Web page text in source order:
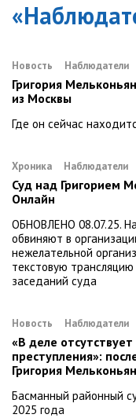
«
Новость Наблюдатели
Григория
из Москвы
Где он сейчас
Хроника Наблюдатели
Суд над Григорием
Онлайн
ОБНОВЛЕНО 08.07.25.
обвиняют в
нежелательной
текстовую трансляцию
заседаний суда
Новость Наблюдатели
«В деле
преступления»:
Григория
Басманный районный
2025 года